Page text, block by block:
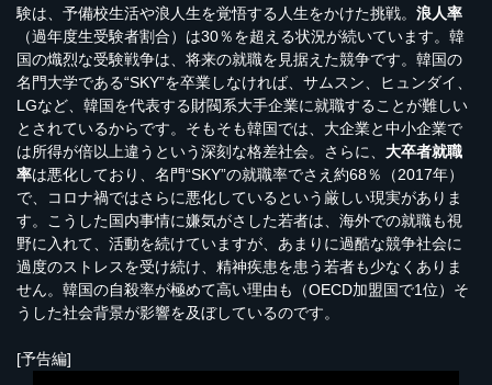
験は、予備校生活や浪人生を覚悟する人生をかけた挑戦。 浪人率
（過年度生受験者割合）は30％を超える状況が続いています。韓
国の熾烈な受験戦争は、将来の就職を見据えた競争です。韓国の
名門大学である“SKY”を卒業しなければ、サムスン、ヒュンダイ、
LGなど、韓国を代表する財閥系大手企業に就職することが難しい
とされているからです。そもそも韓国では、大企業と中小企業で
は所得が倍以上違うという深刻な格差社会。さらに、 大卒者就職
率は悪化しており、名門“SKY”の就職率でさえ約68％（2017年）
で、コロナ禍ではさらに悪化しているという厳しい現実がありま
す。こうした国内事情に嫌気がさした若者は、海外での就職も視
野に入れて、活動を続けていますが、あまりに過酷な競争社会に
過度のストレスを受け続け、精神疾患を患う若者も少なくありま
せん。韓国の自殺率が極めて高い理由も（OECD加盟国で1位）そ
うした社会背景が影響を及ぼしているのです。
[予告編]